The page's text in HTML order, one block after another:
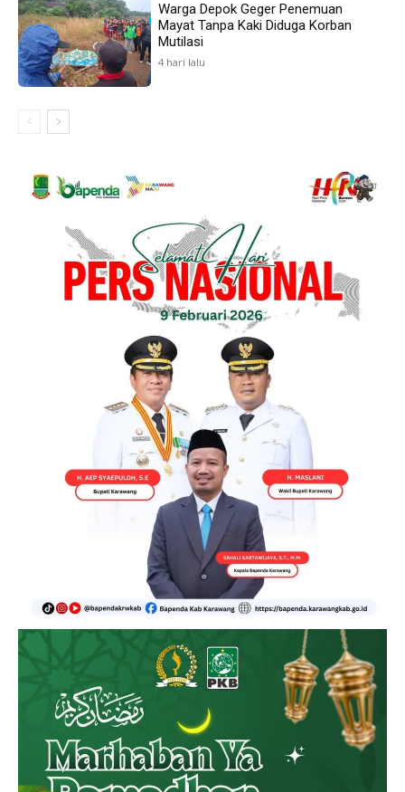
Warga Depok Geger Penemuan
Mayat Tanpa Kaki Diduga Korban
Mutilasi
4 hari lalu